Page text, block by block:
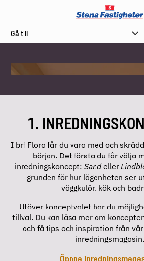
Gå till
I brf Flora får du vara med och
början. Det första du får välja
inredningskoncept: Sand eller
grunden för hur lägenheten ser
väggkulör. kök och
Utöver konceptvalet har du
tillval. Du kan läsa mer om
och få tips och inspiration från
inredningsmagasin.
Öppna